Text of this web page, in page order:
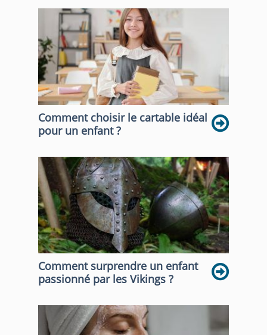
Comment choisir le cartable idéal
pour un enfant ?
Comment surprendre un enfant
passionné par les Vikings ?